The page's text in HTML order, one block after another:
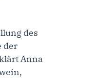
des
der
Anna